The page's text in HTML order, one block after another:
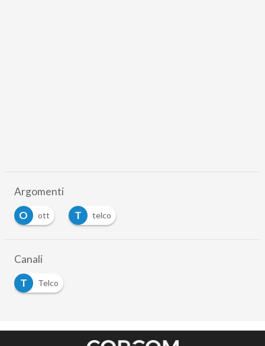
Argomenti
O
ott T telco
Canali
T
Telco